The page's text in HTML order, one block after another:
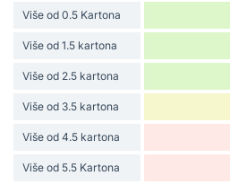
Više od 0.5 Kartona
Više od 1.5 kartona
Više od 2.5 kartona
Više od 3.5 kartona
Više od 4.5 kartona
Više od 5.5 Kartona